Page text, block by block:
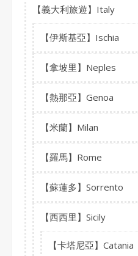
【義大利旅遊】Italy
【伊斯基亞】Ischia
【拿坡里】Neples
【熱那亞】Genoa
【米蘭】Milan
【羅馬】Rome
【蘇蓮多】Sorrento
【西西里】Sicily
【卡塔尼亞】Catania